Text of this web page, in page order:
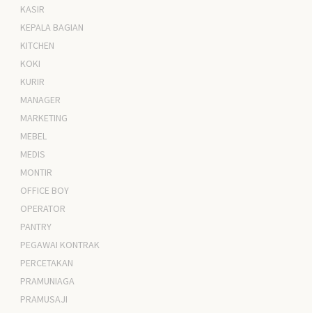
KASIR
KEPALA BAGIAN
KITCHEN
KOKI
KURIR
MANAGER
MARKETING
MEBEL
MEDIS
MONTIR
OFFICE BOY
OPERATOR
PANTRY
PEGAWAI KONTRAK
PERCETAKAN
PRAMUNIAGA
PRAMUSAJI